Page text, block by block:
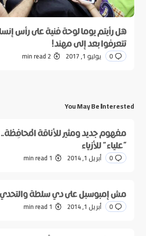
هل رأيتم يوما لوحة فنية على رأس
تتعرفوا بعد إلى مهند!
0 يوليو 1, 2017 2 min read
You May Be Interested
مفهوم جديد ومثير للأناقة
“علياء” للأزياء
0 أبريل 1, 2014 1 min read
مش إمبوسبل على دي سلطة
0 أبريل 1, 2014 1 min read